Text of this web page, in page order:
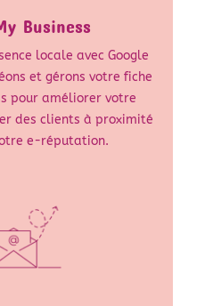
Business
locale avec Google
et gérons votre fiche
pour améliorer votre
des clients à proximité
e-réputation.